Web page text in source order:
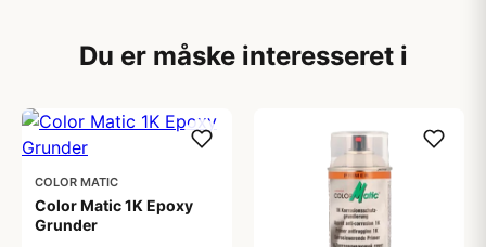
Du er måske interesseret i
COLOR MATIC
Color Matic 1K Epoxy
Grunder